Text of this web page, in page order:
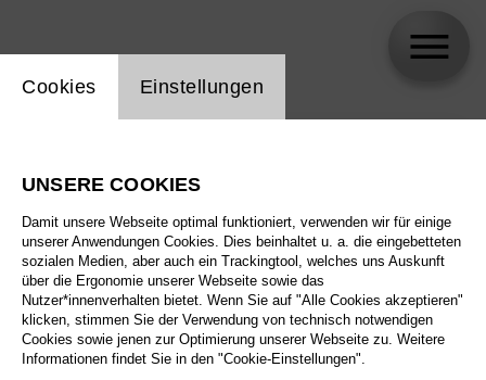
Alle Sparten
Alle Spielstätten
Alle Merkmale
Einstellung Website Cookie
Cookies Einstellungen
UNSERE COOKIES
Damit unsere Webseite optimal funktioniert, verwenden wir für einige
unserer Anwendungen Cookies. Dies beinhaltet u. a. die eingebetteten
sozialen Medien, aber auch ein Trackingtool, welches uns Auskunft
über die Ergonomie unserer Webseite sowie das
Nutzer*innenverhalten bietet. Wenn Sie auf "Alle Cookies akzeptieren"
klicken, stimmen Sie der Verwendung von technisch notwendigen
Cookies sowie jenen zur Optimierung unserer Webseite zu. Weitere
Informationen findet Sie in den "Cookie-Einstellungen".